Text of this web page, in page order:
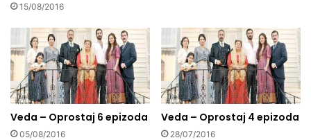
15/08/2016
Veda – Oprostaj 6 epizoda
05/08/2016
Veda – Oprostaj 4 epizoda
28/07/2016